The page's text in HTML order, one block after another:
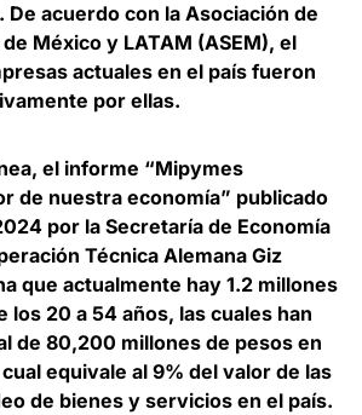
acuerdo con la Asociación de
México y LATAM (ASEM), el
actuales en el país fueron
por ellas.
el informe “Mipymes
de nuestra economía” publicado
por la Secretaría de Economía
Técnica Alemana Giz
que actualmente hay 1.2 millones
los 20 a 54 años, las cuales han
de 80,200 millones de pesos en
equivale al 9% del valor de las
de bienes y servicios en el país.